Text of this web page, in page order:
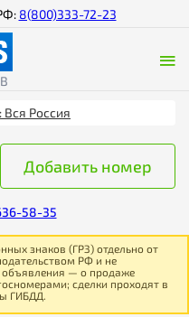
8(800)333-72-23
Россия
Добавить номер
58-35
знаков (ГРЗ) отдельно от
РФ и не
объявления — о продаже
сделки проходят в
ГИБДД.